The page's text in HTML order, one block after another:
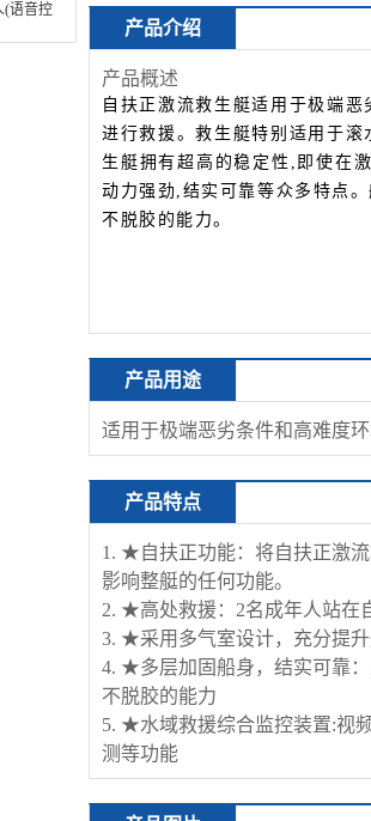
(语音控
炮跟踪
产品介绍
产品概述
自扶正激流救生艇适用于极端
进行救援。救生艇特别适用于
生艇拥有超高的稳定性,即使在
动力强劲,结实可靠等众多特点
不脱胶的能力。
产品用途
适用于极端恶劣条件和高难度
产品特点
1. ★自扶正功能：将自扶正激
影响整艇的任何功能。
2. ★高处救援：2名成年人站在
3. ★采用多气室设计，充分提升
4. ★多层加固船身，结实可靠
不脱胶的能力
5. ★水域救援综合监控装置:视
测等功能